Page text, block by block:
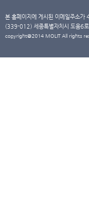
본 홈페이지에 게시된 이메일주소가
(339-012) 세종특별자치시 도움6
copyright@2014 MOLIT All rights